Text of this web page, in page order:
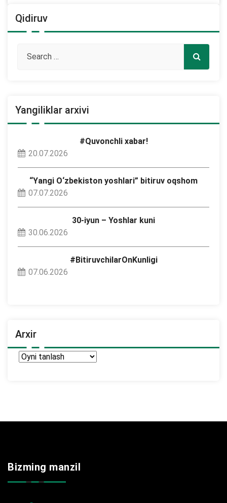
Qidiruv
Yangiliklar arxivi
#Quvonchli xabar!
20.07.2026
“Yangi O‘zbekiston yoshlari” bitiruv oqshom
07.07.2026
30-iyun – Yoshlar kuni
30.06.2026
#BitiruvchilarOnKunligi
07.06.2026
Arxir
Arxir
Bizming manzil